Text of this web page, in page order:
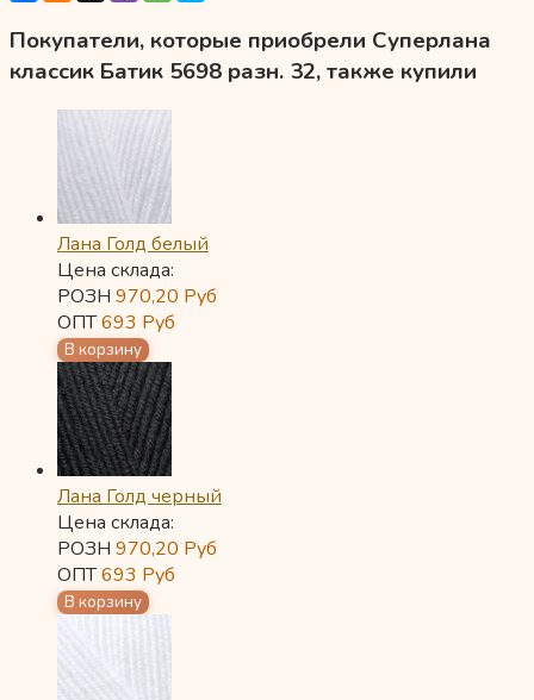
Покупатели, которые приобрели Суперлана
классик Батик 5698 разн. 32, также купили
Лана Голд белый
Цена склада:
РОЗН 970,20 Руб
ОПТ693 Руб
Лана Голд черный
Цена склада:
РОЗН 970,20 Руб
ОПТ693 Руб